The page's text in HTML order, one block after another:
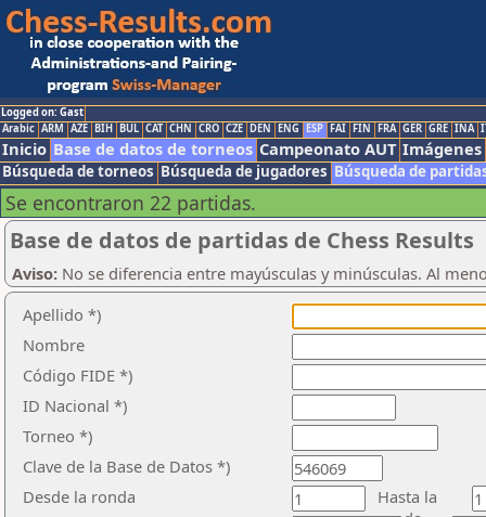
Logged on: Gast
Arabic ARM AZE BIH BUL CAT CHN CRO CZE DEN ENG ESP FAI FIN FRA GER GRE INA
Inicio Base de datos de torneos Campeonato AUT Imágenes
Búsqueda de torneos Búsqueda de jugadores Búsqueda de
Se encontraron 22 partidas.
Base de datos de partidas de Chess Results
Aviso: No se diferencia entre mayúsculas y minúsculas. Al
Apellido *)
Nombre
Código FIDE *)
ID Nacional *)
Torneo *)
Clave de la Base de Datos *)
Desde la ronda
Hasta la